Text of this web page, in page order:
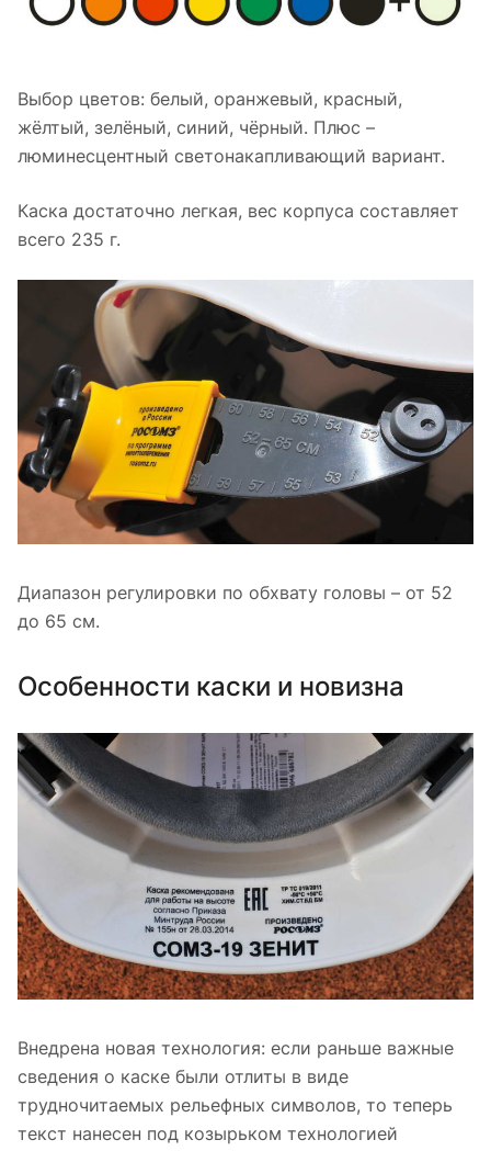
Выбор цветов: белый, оранжевый, красный,
жёлтый, зелёный, синий, чёрный. Плюс –
люминесцентный светонакапливающий вариант.
Каска достаточно легкая, вес корпуса составляет
всего 235 г.
Диапазон регулировки по обхвату головы – от 52
до 65 см.
Особенности каски и новизна
Внедрена новая технология: если раньше важные
сведения о каске были отлиты в виде
трудночитаемых рельефных символов, то теперь
текст нанесен под козырьком технологией